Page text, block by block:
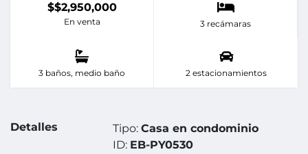
$$2,950,000
En venta 3 recámaras
3 baños, medio baño 2 estacionamientos
Detalles Tipo:Casa en condominio
ID: EB-PY0530